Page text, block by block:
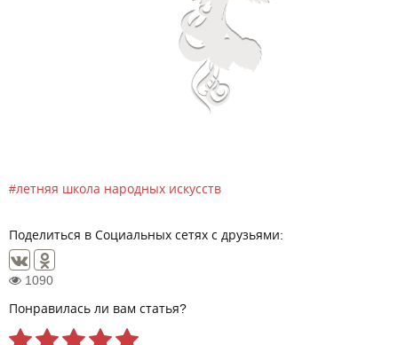
летняя школа народных искусств
Поделиться в Социальных сетях с друзьями:
1090
Понравилась ли вам статья?